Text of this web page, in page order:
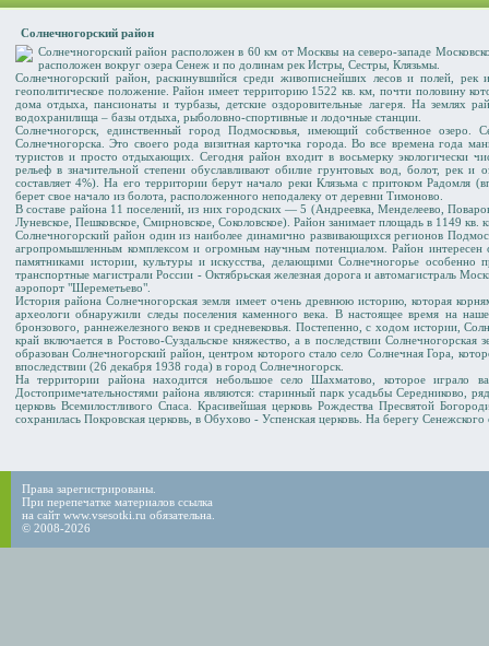
Солнечногорский район
Солнечногорский район расположен в 60 км от Москвы на северо-западе
расположен вокруг озера Сенеж и по долинам рек Истры, Сестры, Клязьмы.
Солнечногорский район, раскинувшийся среди живописнейших лесов и полей, рек
геополитическое положение. Район имеет территорию 1522 кв. км, почти половину
дома отдыха, пансионаты и турбазы, детские оздоровительные лагеря. На землях
водохранилища – базы отдыха, рыболовно-спортивные и лодочные станции.
Солнечногорск, единственный город Подмосковья, имеющий собственное
Солнечногорска. Это своего рода визитная карточка города. Во все времена года
туристов и просто отдыхающих. Сегодня район входит в восьмерку экологически
рельеф в значительной степени обуславливают обилие грунтовых вод, болот, рек и
составляет 4%). На его территории берут начало реки Клязьма с притоком Радомля
берет свое начало из болота, расположенного неподалеку от деревни Тимоново.
В составе района 11 поселений, из них городских — 5 (Андреевка, Менделеево,
Луневское, Пешковское, Смирновское, Соколовское). Район занимает площадь в 1149 кв.
Солнечногорский район один из наиболее динамично развивающихся регионов
агропромышленным комплексом и огромным научным потенциалом. Район
памятниками истории, культуры и искусства, делающими Солнечногорье
транспортные магистрали России - Октябрьская железная дорога и автомагистраль
аэропорт "Шереметьево".
История района Солнечногорская земля имеет очень древнюю историю, которая
археологи обнаружили следы поселения каменного века. В настоящее время на
бронзового, раннежелезного веков и средневековья. Постепенно, с ходом истории,
край включается в Ростово-Суздальское княжество, а в последствии
образован Солнечногорский район, центром которого стало село Солнечная Гора,
впоследствии (26 декабря 1938 года) в город Солнечногорск.
На территории района находится небольшое село Шахматово, которое играло
Достопримечательностями района являются: старинный парк усадьбы Середниково,
церковь Всемилостливого Спаса. Красивейшая церковь Рождества Пресвятой
сохранилась Покровская церковь, в Обухово - Успенская церковь. На берегу
Права зарегистрированы.
При перепечатке материалов ссылка
на сайт www.vsesotki.ru обязательна.
© 2008-2026